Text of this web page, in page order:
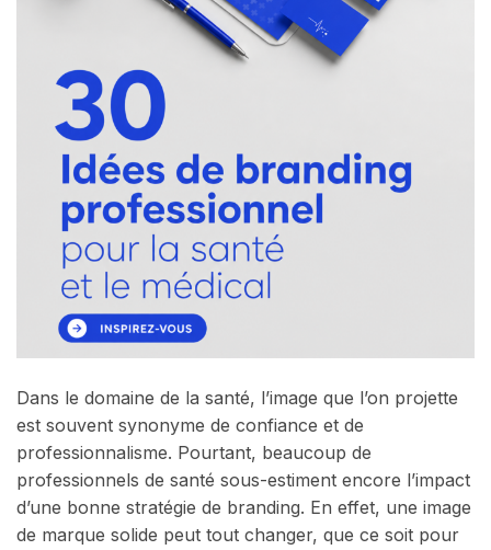
Dans le domaine de la santé, l’image que l’on projette
est souvent synonyme de confiance et de
professionnalisme. Pourtant, beaucoup de
professionnels de santé sous-estiment encore l’impact
d’une bonne stratégie de branding. En effet, une image
de marque solide peut tout changer, que ce soit pour